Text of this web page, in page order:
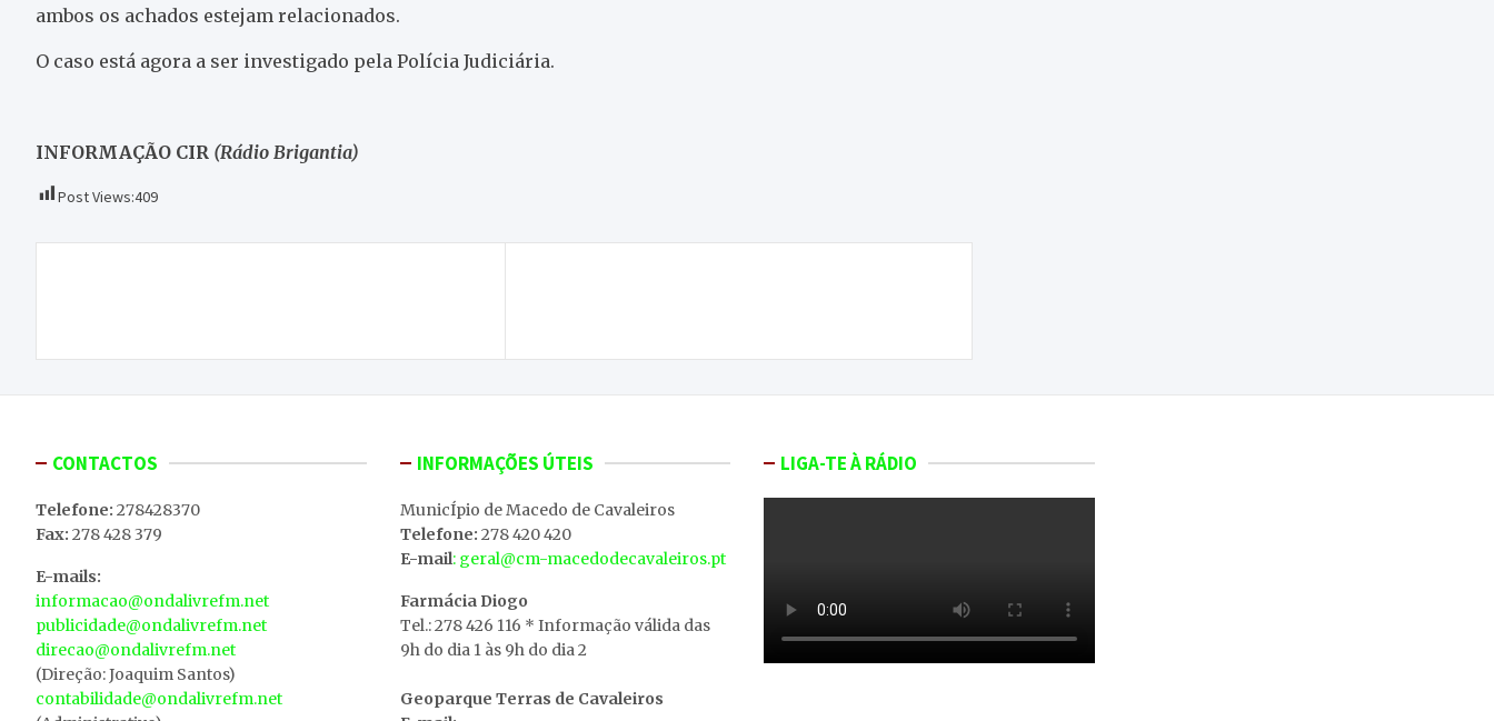
ambos os achados estejam relacionados.
O caso está agora a ser investigado pela Polícia Judiciária.
INFORMAÇÃO CIR (Rádio Brigantia)
Post Views:409
artigos
CONTACTOS
Telefone: 278428370
Fax: 278 428 379
E-mails:
informacao@ondalivrefm.net
publicidade@ondalivrefm.net
direcao@ondalivrefm.net
(Direção: Joaquim Santos)
contabilidade@ondalivrefm.net
INFORMAÇÕES ÚTEIS
MunicÍpio de Macedo de Cavaleiros
Telefone: 278 420 420
E-mail: geral@cm-macedodecavaleiros.pt
Farmácia Diogo
Tel.: 278 426 116 * Informação válida das
9h do dia 1 às 9h do dia 2
Geoparque Terras de Cavaleiros
LIGA-TE À RÁDIO